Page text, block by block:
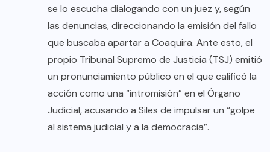
se lo escucha dialogando con un juez y, según
las denuncias, direccionando la emisión del fallo
que buscaba apartar a Coaquira. Ante esto, el
propio Tribunal Supremo de Justicia (TSJ) emitió
un pronunciamiento público en el que calificó la
acción como una “intromisión” en el Órgano
Judicial, acusando a Siles de impulsar un “golpe
al sistema judicial y a la democracia”.